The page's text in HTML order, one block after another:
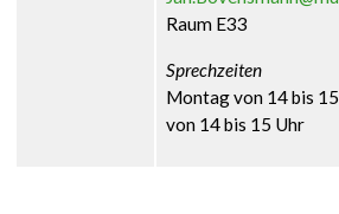
Raum E33
Sprechzeiten
Montag von 14 bis
von 14 bis 15 Uhr